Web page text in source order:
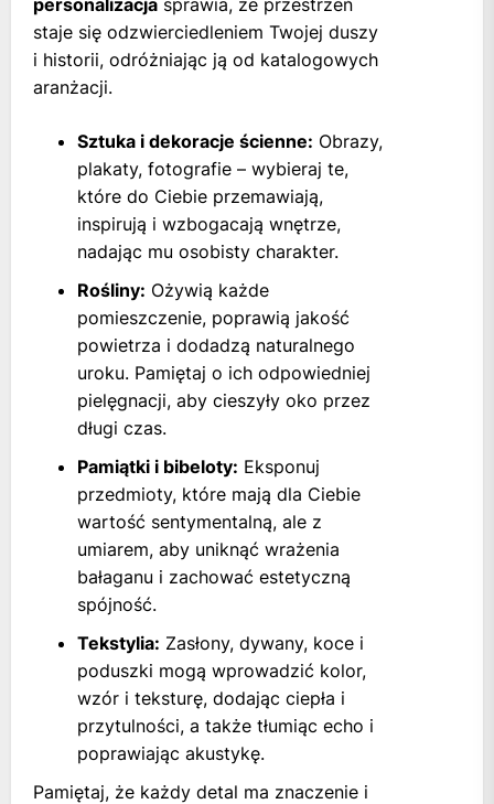
personalizacja sprawia, że przestrzeń
staje się odzwierciedleniem Twojej duszy
i historii, odróżniając ją od katalogowych
aranżacji.
Sztuka i dekoracje ścienne: Obrazy,
plakaty, fotografie – wybieraj te,
które do Ciebie przemawiają,
inspirują i wzbogacają wnętrze,
nadając mu osobisty charakter.
Rośliny: Ożywią każde
pomieszczenie, poprawią jakość
powietrza i dodadzą naturalnego
uroku. Pamiętaj o ich odpowiedniej
pielęgnacji, aby cieszyły oko przez
długi czas.
Pamiątki i bibeloty: Eksponuj
przedmioty, które mają dla Ciebie
wartość sentymentalną, ale z
umiarem, aby uniknąć wrażenia
bałaganu i zachować estetyczną
spójność.
Tekstylia: Zasłony, dywany, koce i
poduszki mogą wprowadzić kolor,
wzór i teksturę, dodając ciepła i
przytulności, a także tłumiąc echo i
poprawiając akustykę.
Pamiętaj, że każdy detal ma znaczenie i